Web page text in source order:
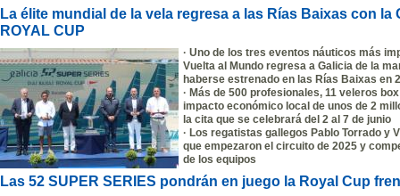
La élite mundial de la vela regresa a las Rías Baixas con la
ROYAL CUP
· Uno de los tres eventos náuticos más
Vuelta al Mundo regresa a Galicia de la
haberse estrenado en las Rías Baixas en
· Más de 500 profesionales, 11 veleros
impacto económico local de unos de 2
la cita que se celebrará del 2 al 7 de junio
· Los regatistas gallegos Pablo Torrado y
que empezaron el circuito de 2025 y
de los equipos
Las 52 SUPER SERIES pondrán en juego la Royal Cup